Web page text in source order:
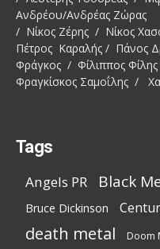
Ανδρέου/Ανδρέας Ζώρας
/ Νίκος Ζέρης / Νίκος
Πέτρος Καραλής / Πάνος
Φράγκος / Φίλιππος
Φραγκίσκος Σαμοΐλης /
Tags
Angels PR Black
Bruce Dickinson
death metal Doom